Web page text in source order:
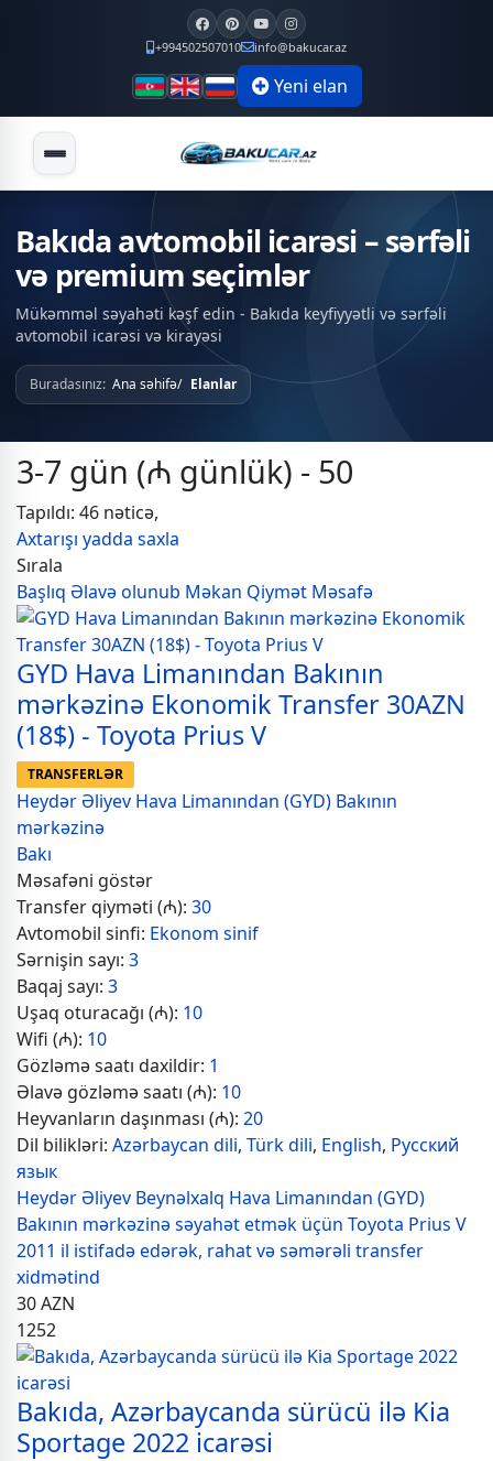
+994502507010 info@bakucar.az
Yeni elan
Bakıda avtomobil icarəsi – sərfəli
və premium seçimlər
Mükəmməl səyahəti kəşf edin - Bakıda keyfiyyətli və sərfəli
avtomobil icarəsi və kirayəsi
Buradasınız: Ana səhifə Elanlar
3-7 gün (₼ günlük) - 50
Tapıldı: 46 nəticə,
Axtarışı yadda saxla
Sırala
Başlıq Əlavə olunub Məkan Qiymət Məsafə
GYD Hava Limanından Bakının
mərkəzinə Ekonomik Transfer 30AZN
(18$) - Toyota Prius V
TRANSFERLƏR
Heydər Əliyev Hava Limanından (GYD) Bakının
mərkəzinə
Bakı
Məsafəni göstər
Transfer qiyməti (₼): 30
Avtomobil sinfi: Ekonom sinif
Sərnişin sayı: 3
Baqaj sayı: 3
Uşaq oturacağı (₼): 10
Wifi (₼): 10
Gözləmə saatı daxildir: 1
Əlavə gözləmə saatı (₼): 10
Heyvanların daşınması (₼): 20
Dil bilikləri: Azərbaycan dili, Türk dili, English, Русский
язык
Heydər Əliyev Beynəlxalq Hava Limanından (GYD)
Bakının mərkəzinə səyahət etmək üçün Toyota Prius V
2011 il istifadə edərək, rahat və səmərəli transfer
xidmətind
30AZN
1252
Bakıda, Azərbaycanda sürücü ilə Kia
Sportage 2022 icarəsi